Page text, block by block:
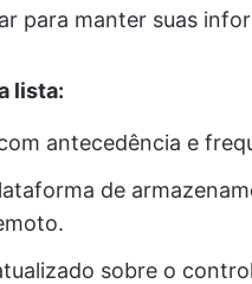
para manter suas
lista:
antecedência e
de
sobre o